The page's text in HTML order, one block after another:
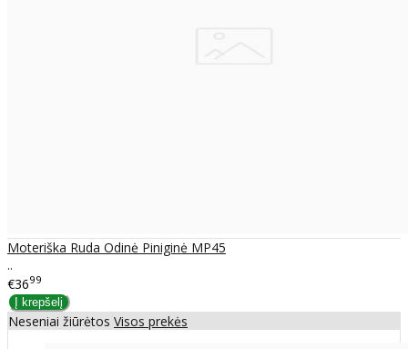
Moteriška Ruda Odinė Piniginė MP45
..
€3699
Neseniai žiūrėtos Visos prekės